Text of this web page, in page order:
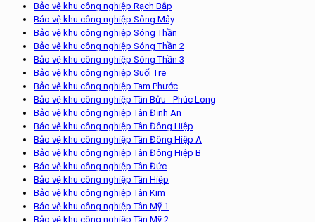
Bảo vệ khu công nghiệp Rạch Bắp
Bảo vệ khu công nghiệp Sông Mây
Bảo vệ khu công nghiệp Sóng Thần
Bảo vệ khu công nghiệp Sóng Thần 2
Bảo vệ khu công nghiệp Sóng Thần 3
Bảo vệ khu công nghiệp Suối Tre
Bảo vệ khu công nghiệp Tam Phước
Bảo vệ khu công nghiệp Tân Bửu - Phúc Long
Bảo vệ khu công nghiệp Tân Định An
Bảo vệ khu công nghiệp Tân Đông Hiệp
Bảo vệ khu công nghiệp Tân Đông Hiệp A
Bảo vệ khu công nghiệp Tân Đông Hiệp B
Bảo vệ khu công nghiệp Tân Đức
Bảo vệ khu công nghiệp Tân Hiệp
Bảo vệ khu công nghiệp Tân Kim
Bảo vệ khu công nghiệp Tân Mỹ 1
Bảo vệ khu công nghiệp Tân Mỹ 2